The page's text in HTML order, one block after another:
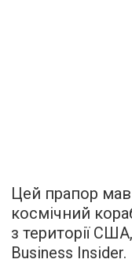
Цей прапор
космічний
з території США,
Business Insider.